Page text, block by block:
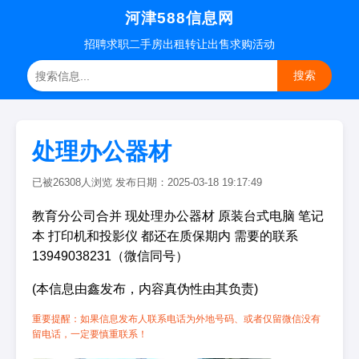
河津588信息网
招聘求职二手房出租转让出售求购活动
搜索
处理办公器材
已被26308人浏览 发布日期：2025-03-18 19:17:49
教育分公司合并 现处理办公器材 原装台式电脑 笔记
本 打印机和投影仪 都还在质保期内 需要的联系
13949038231（微信同号）
(本信息由鑫发布，内容真伪性由其负责)
重要提醒：如果信息发布人联系电话为外地号码、或者仅留微信没有
留电话，一定要慎重联系！